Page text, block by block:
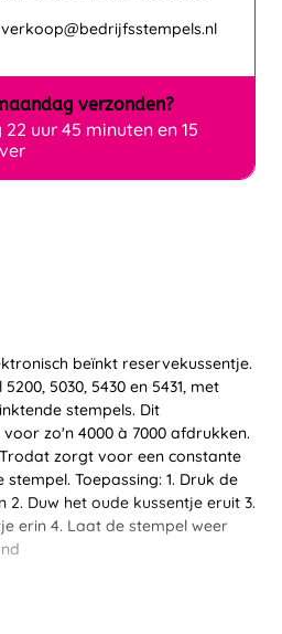
beïnkt reservekussentje.
5030, 5430 en 5431, met
stempels. Dit
zo'n 4000 à 7000 afdrukken.
zorgt voor een constante
Toepassing: 1. Druk de
2. Duw het oude kussentje eruit 3.
erin 4. Laat de stempel weer
verzonden?
22 uur 45 minuten en 15